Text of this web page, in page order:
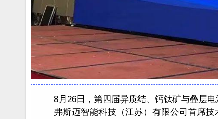
8月26日， 第四届异质结、钙钛矿与叠层
弗斯迈智能科技（江苏）有限公司首席